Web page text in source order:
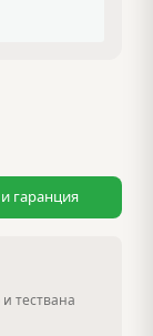
гаранция
тествана